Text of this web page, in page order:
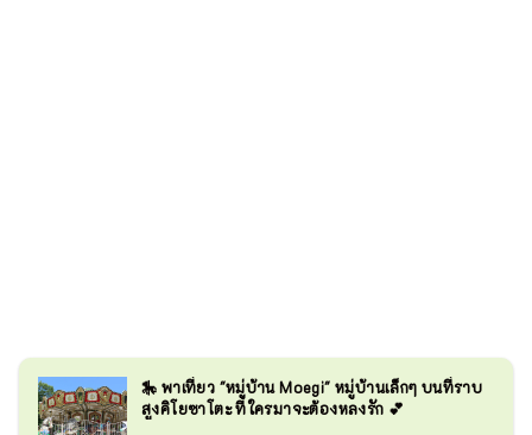
🎠 พาเที่ยว "หมู่บ้าน Moegi" หมู่บ้านเล็กๆ บนที่ราบ
สูงคิโยซาโตะ ที่ใครมาจะต้องหลงรัก 💕